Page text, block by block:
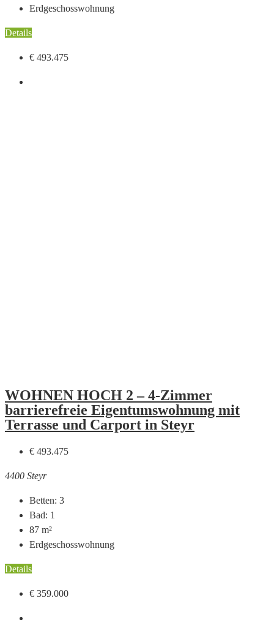
Erdgeschosswohnung
Details
€ 493.475
WOHNEN HOCH 2 – 4-Zimmer
barrierefreie Eigentumswohnung mit
Terrasse und Carport in Steyr
€ 493.475
4400 Steyr
Betten: 3
Bad: 1
87 m²
Erdgeschosswohnung
Details
€ 359.000